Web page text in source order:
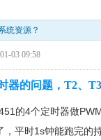
统资源？
03 09:58
器的问题，T2、
的4个定时器做
，平时1s钟能跑完的